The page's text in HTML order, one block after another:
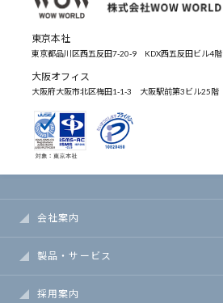
東京本社
東京都品川区西五反田7-20-9 KDX西五反田ビル4階
大阪オフィス
大阪府大阪市北区梅田1-1-3 大阪駅前第3ビル25階
会社案内
製品・サービス
採用案内